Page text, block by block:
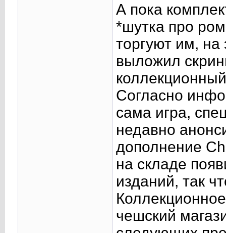
А пока
*шутка про
торгуют им, на
выложил
Согласно
сама игра,
недавно
дополнение
на складе
изданий, так
чешский